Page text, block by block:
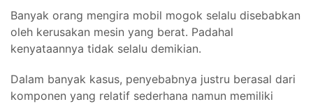
Banyak orang mengira mobil mogok selalu disebabkan
oleh kerusakan mesin yang berat. Padahal
kenyataannya tidak selalu demikian.
Dalam banyak kasus, penyebabnya justru berasal dari
komponen yang relatif sederhana namun memiliki